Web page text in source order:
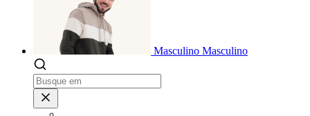
Masculino Masculino